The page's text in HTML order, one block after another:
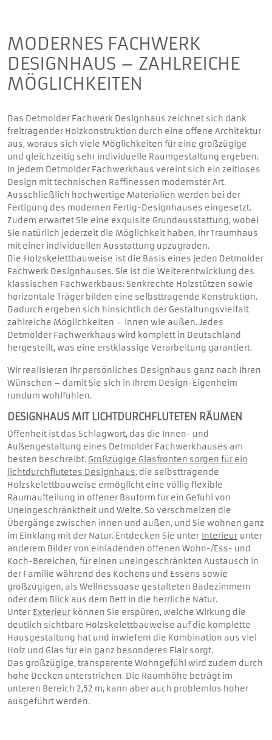
MODERNES FACHWERK
DESIGNHAUS – ZAHLREICHE
MÖGLICHKEITEN
Das Detmolder Fachwerk Designhaus zeichnet sich dank
freitragender Holzkonstruktion durch eine offene Architektur
aus, woraus sich viele Möglichkeiten für eine großzügige
und gleichzeitig sehr individuelle Raumgestaltung ergeben.
In jedem Detmolder Fachwerkhaus vereint sich ein zeitloses
Design mit technischen Raffinessen modernster Art.
Ausschließlich hochwertige Materialien werden bei der
Fertigung des modernen Fertig-Designhauses eingesetzt.
Zudem erwartet Sie eine exquisite Grundausstattung, wobei
Sie natürlich jederzeit die Möglichkeit haben, Ihr Traumhaus
mit einer individuellen Ausstattung upzugraden.
Die Holzskelettbauweise ist die Basis eines jeden Detmolder
Fachwerk Designhauses. Sie ist die Weiterentwicklung des
klassischen Fachwerkbaus: Senkrechte Holzstützen sowie
horizontale Träger bilden eine selbsttragende Konstruktion.
Dadurch ergeben sich hinsichtlich der Gestaltungsvielfalt
zahlreiche Möglichkeiten – innen wie außen. Jedes
Detmolder Fachwerkhaus wird komplett in Deutschland
hergestellt, was eine erstklassige Verarbeitung garantiert.
Wir realisieren Ihr persönliches Designhaus ganz nach Ihren
Wünschen – damit Sie sich in Ihrem Design-Eigenheim
rundum wohlfühlen.
DESIGNHAUS MIT LICHTDURCHFLUTETEN RÄUMEN
Offenheit ist das Schlagwort, das die Innen- und
Außengestaltung eines Detmolder Fachwerkhauses am
besten beschreibt. Großzügige Glasfronten sorgen für ein
lichtdurchflutetes Designhaus, die selbsttragende
Holzskelettbauweise ermöglicht eine völlig flexible
Raumaufteilung in offener Bauform für ein Gefühl von
Uneingeschränktheit und Weite. So verschmelzen die
Übergänge zwischen innen und außen, und Sie wohnen ganz
im Einklang mit der Natur. Entdecken Sie unter Interieur unter
anderem Bilder von einladenden offenen Wohn-/Ess- und
Koch-Bereichen, für einen uneingeschränkten Austausch in
der Familie während des Kochens und Essens sowie
großzügigen, als Wellnessoase gestalteten Badezimmern
oder dem Blick aus dem Bett in die herrliche Natur.
Unter Exterieur können Sie erspüren, welche Wirkung die
deutlich sichtbare Holzskelettbauweise auf die komplette
Hausgestaltung hat und inwiefern die Kombination aus viel
Holz und Glas für ein ganz besonderes Flair sorgt.
Das großzügige, transparente Wohngefühl wird zudem durch
hohe Decken unterstrichen. Die Raumhöhe beträgt im
unteren Bereich 2,52 m, kann aber auch problemlos höher
ausgeführt werden.